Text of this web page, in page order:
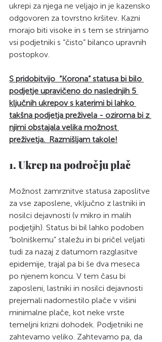
ukrepi za njega ne veljajo in je kazensko
odgovoren za tovrstno kršitev. Kazni
morajo biti visoke in s tem se strinjamo
vsi podjetniki s “čisto” bilanco upravnih
postopkov.
S pridobitvijo  “Korona” statusa bi bilo
podjetje upravičeno do naslednjih 5
ključnih ukrepov s katerimi bi lahko
takšna podjetja preživela - oziroma bi z
njimi obstajala velika možnost
preživetja.  Razmišljam takole!
1. Ukrep na področju plač
Možnost zamrznitve statusa zaposlitve
za vse zaposlene, vključno z lastniki in
nosilci dejavnosti (v mikro in malih
podjetjih). Status bi bil lahko podoben
“bolniškemu” staležu in bi pričel veljati
tudi za nazaj z datumom razglasitve
epidemije, trajal pa bi še dva meseca
po njenem koncu. V tem času bi
zaposleni, lastniki in nosilci dejavnosti
prejemali nadomestilo plače v višini
minimalne plače, kot neke vrste
temeljni krizni dohodek. Podjetniki ne
zahtevamo veliko. Zahtevamo pa, da